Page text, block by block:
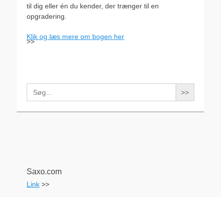
til dig eller én du kender, der trænger til en
opgradering.
Klik og læs mere om bogen her
>>
Search
for:
Saxo.com
Link >>